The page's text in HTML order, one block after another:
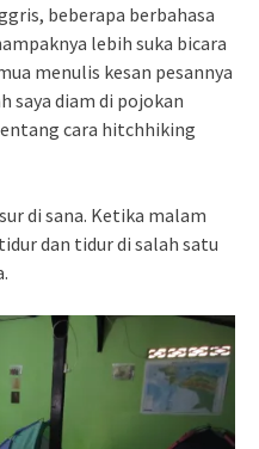
beberapa berbahasa
lebih suka bicara
menulis kesan pesannya
saya diam di pojokan
cara hitchhiking
di sana. Ketika malam
dan tidur di salah satu